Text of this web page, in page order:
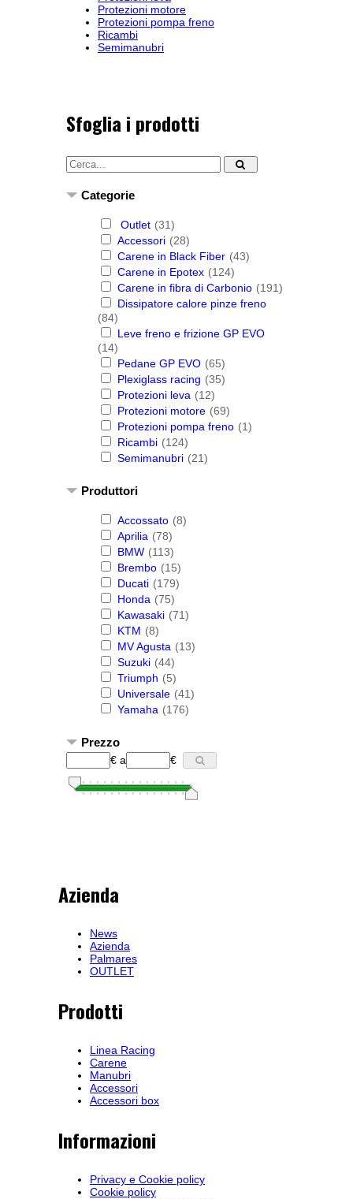
Protezioni motore
Protezioni pompa freno
Ricambi
Semimanubri
Sfoglia i prodotti
Categorie
Outlet (31)
Accessori (28)
Carene in Black Fiber (43)
Carene in Epotex (124)
Carene in fibra di Carbonio (191)
Dissipatore calore pinze freno
(84)
Leve freno e frizione GP EVO
(14)
Pedane GP EVO (65)
Plexiglass racing (35)
Protezioni leva (12)
Protezioni motore (69)
Protezioni pompa freno (1)
Ricambi (124)
Semimanubri (21)
Produttori
Accossato (8)
Aprilia (78)
BMW (113)
Brembo (15)
Ducati (179)
Honda (75)
Kawasaki (71)
KTM (8)
MV Agusta (13)
Suzuki (44)
Triumph (5)
Universale (41)
Yamaha (176)
Prezzo
€a €
Azienda
News
Azienda
Palmares
OUTLET
Prodotti
Linea Racing
Carene
Manubri
Accessori
Accessori box
Informazioni
Privacy e Cookie policy
Cookie policy